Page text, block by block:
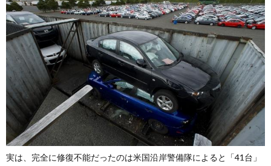
実は、完全に修復不能だったのは米国沿岸警備隊によると「41台」